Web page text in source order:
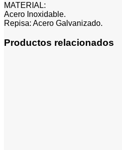
MATERIAL:
Acero Inoxidable.
Repisa: Acero Galvanizado.
Productos relacionados